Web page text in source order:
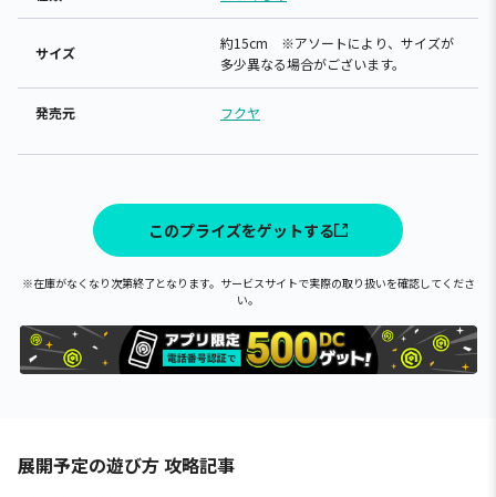
サイズ
約15cm ※アソートにより、サイズが
多少異なる場合がございます。
発売元 フクヤ
このプライズをゲットする
※在庫がなくなり次第終了となります。サービスサイトで実際の取り扱いを確認してくださ
い。
展開予定の遊び方 攻略記事